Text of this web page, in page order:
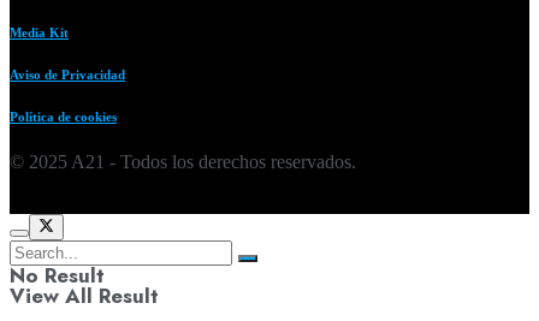
Media Kit
Aviso de Privacidad
Política de cookies
© 2025 A21 - Todos los derechos reservados.
No Result
View All Result